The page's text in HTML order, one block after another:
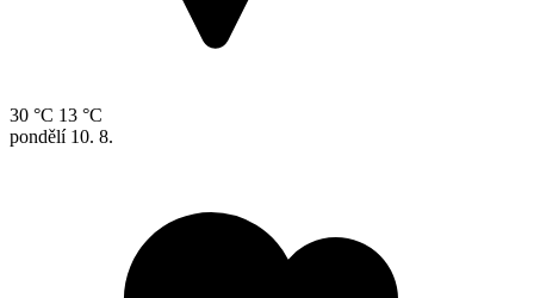
30 °C 13 °C
pondělí 10. 8.